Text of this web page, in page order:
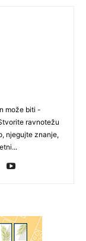
može biti -
ravnotežu
njegujte znanje,